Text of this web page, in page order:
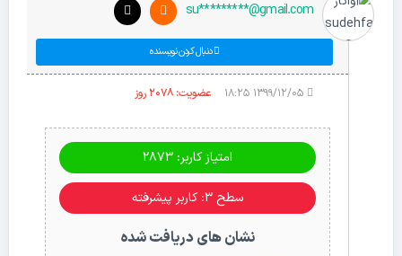
su*********@gmail.com
دنبال کردن نویسنده
عضویت: 2078 روز
امتیاز کاربر: 2873
سطح ۳: کاربر پیشرفته
نشان های دریافت شده